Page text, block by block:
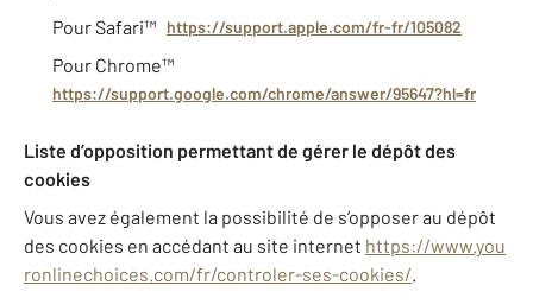
Pour Safari™ https://support.apple.com/fr-fr/105082
Pour Chrome™
https://support.google.com/chrome/answer/95647?hl=fr
Liste d’opposition permettant de gérer le dépôt des
cookies
Vous avez également la possibilité de s’opposer au dépôt
des cookies en accédant au site internet https://www.you
ronlinechoices.com/fr/controler-ses-cookies/.